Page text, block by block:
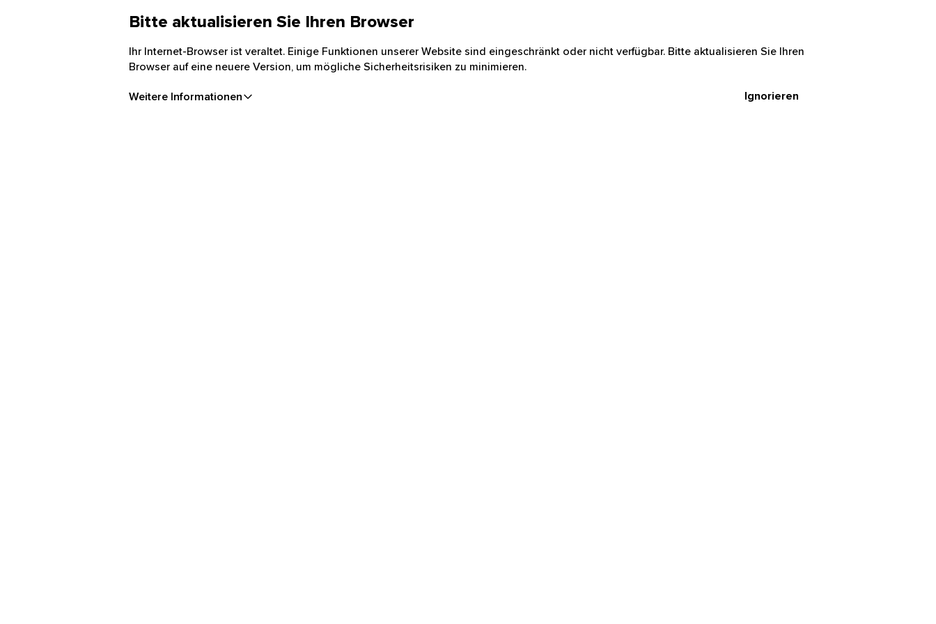
Bitte aktualisieren Sie Ihren Browser
Ihr Internet-Browser ist veraltet. Einige Funktionen unserer Website sind eingeschränkt oder nicht verfügbar. Bitte aktualisieren Sie Ihren
Browser auf eine neuere Version, um mögliche Sicherheitsrisiken zu minimieren.
Weitere Informationen Ignorieren